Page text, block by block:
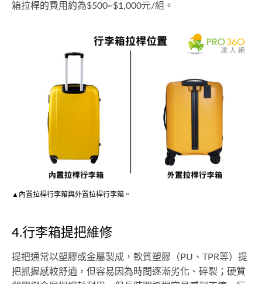
箱拉桿的費用約為$500~$1,000元/組。
▲內置拉桿行李箱與外置拉桿行李箱。
4.行李箱提把維修
提把通常以塑膠或金屬製成，軟質塑膠（PU、TPR等）提
把抓握感較舒適，但容易因為時間逐漸劣化、碎裂；硬質